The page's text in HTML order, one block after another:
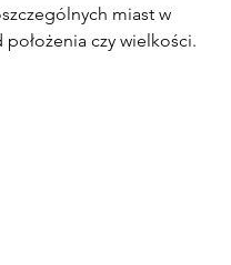
miast w
czy wielkości.